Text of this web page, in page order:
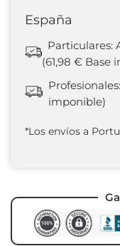
España
Particulares:
(61,98 € Base
imponible)
*Los envíos a